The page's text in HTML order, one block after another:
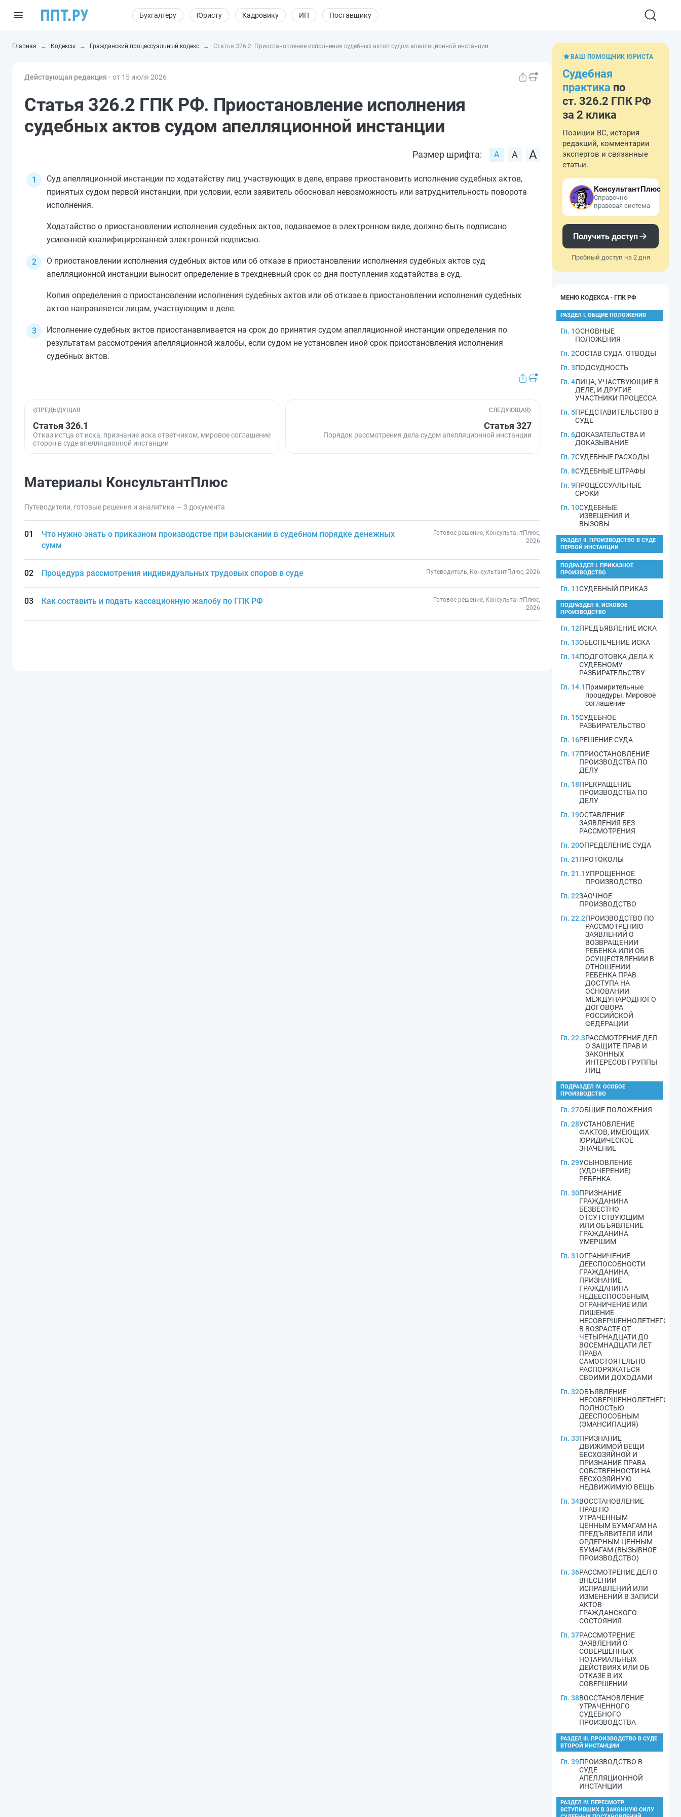
Бухгалтеру Юристу Кадровику ИП Поставщику
Главная Кодексы Гражданский процессуальный кодекс Статья 326.2. Приостановление исполнения судебных актов судом апелляционной инстанции
Действующая редакция ⸱ от 15 июля 2026
Статья 326.2 ГПК РФ. Приостановление исполнения
судебных актов судом апелляционной инстанции
Размер шрифта:
Суд апелляционной инстанции по ходатайству лиц, участвующих в деле, вправе приостановить исполнение судебных актов,
принятых судом первой инстанции, при условии, если заявитель обосновал невозможность или затруднительность поворота
исполнения.
Ходатайство о приостановлении исполнения судебных актов, подаваемое в электронном виде, должно быть подписано
усиленной квалифицированной электронной подписью.
О приостановлении исполнения судебных актов или об отказе в приостановлении исполнения судебных актов суд
апелляционной инстанции выносит определение в трехдневный срок со дня поступления ходатайства в суд.
Копия определения о приостановлении исполнения судебных актов или об отказе в приостановлении исполнения судебных
актов направляется лицам, участвующим в деле.
Исполнение судебных актов приостанавливается на срок до принятия судом апелляционной инстанции определения по
результатам рассмотрения апелляционной жалобы, если судом не установлен иной срок приостановления исполнения
судебных актов.
ПРЕДЫДУЩАЯ
Статья 326.1
Отказ истца от иска, признание иска ответчиком, мировое соглашение
сторон в суде апелляционной инстанции
СЛЕДУЮЩАЯ
Статья 327
Порядок рассмотрения дела судом апелляционной инстанции
Материалы КонсультантПлюс
Путеводители, готовые решения и аналитика — 3 документа
Что нужно знать о приказном производстве при взыскании в судебном порядке денежных
сумм
Готовое решение, КонсультантПлюс,
2026
Процедура рассмотрения индивидуальных трудовых споров в суде Путеводитель, КонсультантПлюс, 2026
Как составить и подать кассационную жалобу по ГПК РФ
Готовое решение, КонсультантПлюс,
2026
ВАШ ПОМОЩНИК ЮРИСТА
Судебная
практика по
ст. 326.2 ГПК РФ
за 2 клика
Позиции ВС, история
редакций, комментарии
экспертов и связанные
статьи.
КонсультантПлюс
Справочно-
правовая система
Получить доступ
Пробный доступ на 2 дня
МЕНЮ КОДЕКСА · ГПК РФ
РАЗДЕЛ I. ОБЩИЕ ПОЛОЖЕНИЯ
Гл. 1ОСНОВНЫЕ
ПОЛОЖЕНИЯ
Гл. 2СОСТАВ СУДА. ОТВОДЫ
Гл. 3ПОДСУДНОСТЬ
Гл. 4ЛИЦА, УЧАСТВУЮЩИЕ В
ДЕЛЕ, И ДРУГИЕ
УЧАСТНИКИ ПРОЦЕССА
Гл. 5ПРЕДСТАВИТЕЛЬСТВО В
СУДЕ
Гл. 6ДОКАЗАТЕЛЬСТВА И
ДОКАЗЫВАНИЕ
Гл. 7СУДЕБНЫЕ РАСХОДЫ
Гл. 8СУДЕБНЫЕ ШТРАФЫ
Гл. 9ПРОЦЕССУАЛЬНЫЕ
СРОКИ
Гл. 10СУДЕБНЫЕ
ИЗВЕЩЕНИЯ И
ВЫЗОВЫ
РАЗДЕЛ II. ПРОИЗВОДСТВО В СУДЕ
ПЕРВОЙ ИНСТАНЦИИ
ПОДРАЗДЕЛ I. ПРИКАЗНОЕ
ПРОИЗВОДСТВО
Гл. 11СУДЕБНЫЙ ПРИКАЗ
ПОДРАЗДЕЛ II. ИСКОВОЕ
ПРОИЗВОДСТВО
Гл. 12ПРЕДЪЯВЛЕНИЕ ИСКА
Гл. 13ОБЕСПЕЧЕНИЕ ИСКА
Гл. 14ПОДГОТОВКА ДЕЛА К
СУДЕБНОМУ
РАЗБИРАТЕЛЬСТВУ
Гл. 14.1Примирительные
процедуры. Мировое
соглашение
Гл. 15СУДЕБНОЕ
РАЗБИРАТЕЛЬСТВО
Гл. 16РЕШЕНИЕ СУДА
Гл. 17ПРИОСТАНОВЛЕНИЕ
ПРОИЗВОДСТВА ПО
ДЕЛУ
Гл. 18ПРЕКРАЩЕНИЕ
ПРОИЗВОДСТВА ПО
ДЕЛУ
Гл. 19ОСТАВЛЕНИЕ
ЗАЯВЛЕНИЯ БЕЗ
РАССМОТРЕНИЯ
Гл. 20ОПРЕДЕЛЕНИЕ СУДА
Гл. 21ПРОТОКОЛЫ
Гл. 21.1УПРОЩЕННОЕ
ПРОИЗВОДСТВО
Гл. 22ЗАОЧНОЕ
ПРОИЗВОДСТВО
Гл. 22.2ПРОИЗВОДСТВО ПО
РАССМОТРЕНИЮ
ЗАЯВЛЕНИЙ О
ВОЗВРАЩЕНИИ
РЕБЕНКА ИЛИ ОБ
ОСУЩЕСТВЛЕНИИ В
ОТНОШЕНИИ
РЕБЕНКА ПРАВ
ДОСТУПА НА
ОСНОВАНИИ
МЕЖДУНАРОДНОГО
ДОГОВОРА
РОССИЙСКОЙ
ФЕДЕРАЦИИ
Гл. 22.3РАССМОТРЕНИЕ ДЕЛ
О ЗАЩИТЕ ПРАВ И
ЗАКОННЫХ
ИНТЕРЕСОВ ГРУППЫ
ЛИЦ
ПОДРАЗДЕЛ IV. ОСОБОЕ
ПРОИЗВОДСТВО
Гл. 27ОБЩИЕ ПОЛОЖЕНИЯ
Гл. 28УСТАНОВЛЕНИЕ
ФАКТОВ, ИМЕЮЩИХ
ЮРИДИЧЕСКОЕ
ЗНАЧЕНИЕ
Гл. 29УСЫНОВЛЕНИЕ
(УДОЧЕРЕНИЕ)
РЕБЕНКА
Гл. 30ПРИЗНАНИЕ
ГРАЖДАНИНА
БЕЗВЕСТНО
ОТСУТСТВУЮЩИМ
ИЛИ ОБЪЯВЛЕНИЕ
ГРАЖДАНИНА
УМЕРШИМ
Гл. 31ОГРАНИЧЕНИЕ
ДЕЕСПОСОБНОСТИ
ГРАЖДАНИНА,
ПРИЗНАНИЕ
ГРАЖДАНИНА
НЕДЕЕСПОСОБНЫМ,
ОГРАНИЧЕНИЕ ИЛИ
ЛИШЕНИЕ
НЕСОВЕРШЕННОЛЕТНЕГО
В ВОЗРАСТЕ ОТ
ЧЕТЫРНАДЦАТИ ДО
ВОСЕМНАДЦАТИ ЛЕТ
ПРАВА
САМОСТОЯТЕЛЬНО
РАСПОРЯЖАТЬСЯ
СВОИМИ ДОХОДАМИ
Гл. 32ОБЪЯВЛЕНИЕ
НЕСОВЕРШЕННОЛЕТНЕГО
ПОЛНОСТЬЮ
ДЕЕСПОСОБНЫМ
(ЭМАНСИПАЦИЯ)
Гл. 33ПРИЗНАНИЕ
ДВИЖИМОЙ ВЕЩИ
БЕСХОЗЯЙНОЙ И
ПРИЗНАНИЕ ПРАВА
СОБСТВЕННОСТИ НА
БЕСХОЗЯЙНУЮ
НЕДВИЖИМУЮ ВЕЩЬ
Гл. 34ВОССТАНОВЛЕНИЕ
ПРАВ ПО
УТРАЧЕННЫМ
ЦЕННЫМ БУМАГАМ НА
ПРЕДЪЯВИТЕЛЯ ИЛИ
ОРДЕРНЫМ ЦЕННЫМ
БУМАГАМ (ВЫЗЫВНОЕ
ПРОИЗВОДСТВО)
Гл. 36РАССМОТРЕНИЕ ДЕЛ О
ВНЕСЕНИИ
ИСПРАВЛЕНИЙ ИЛИ
ИЗМЕНЕНИЙ В ЗАПИСИ
АКТОВ
ГРАЖДАНСКОГО
СОСТОЯНИЯ
Гл. 37РАССМОТРЕНИЕ
ЗАЯВЛЕНИЙ О
СОВЕРШЕННЫХ
НОТАРИАЛЬНЫХ
ДЕЙСТВИЯХ ИЛИ ОБ
ОТКАЗЕ В ИХ
СОВЕРШЕНИИ
Гл. 38ВОССТАНОВЛЕНИЕ
УТРАЧЕННОГО
СУДЕБНОГО
ПРОИЗВОДСТВА
РАЗДЕЛ III. ПРОИЗВОДСТВО В СУДЕ
ВТОРОЙ ИНСТАНЦИИ
Гл. 39ПРОИЗВОДСТВО В
СУДЕ
АПЕЛЛЯЦИОННОЙ
ИНСТАНЦИИ
РАЗДЕЛ IV. ПЕРЕСМОТР
ВСТУПИВШИХ В ЗАКОННУЮ СИЛУ